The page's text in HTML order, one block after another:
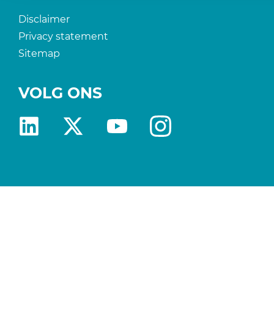
Disclaimer
Privacy statement
Sitemap
VOLG ONS